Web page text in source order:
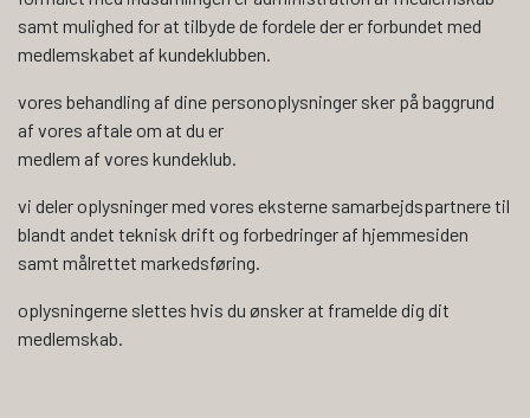
samt mulighed for at tilbyde de fordele der er forbundet med
medlemskabet af kundeklubben.
vores behandling af dine personoplysninger sker på baggrund
af vores aftale om at du er
medlem af vores kundeklub.
vi deler oplysninger med vores eksterne samarbejdspartnere til
blandt andet teknisk drift og forbedringer af hjemmesiden
samt målrettet markedsføring.
oplysningerne slettes hvis du ønsker at framelde dig dit
medlemskab.